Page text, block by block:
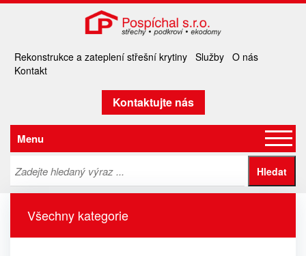
Rekonstrukce a zateplení střešní krytiny Služby O nás
Kontakt
Kontaktujte nás
Menu
Všechny kategorie